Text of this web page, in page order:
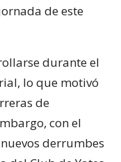
de este
durante el
lo que motivó
de
con el
derrumbes